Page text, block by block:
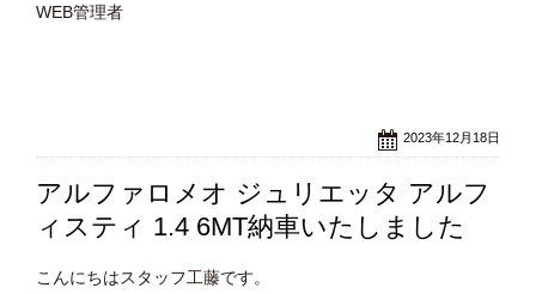
WEB管理者
2023年12月18日
アルファロメオ ジュリエッタ アルフ
ィスティ 1.4 6MT納車いたしました
こんにちはスタッフ工藤です。